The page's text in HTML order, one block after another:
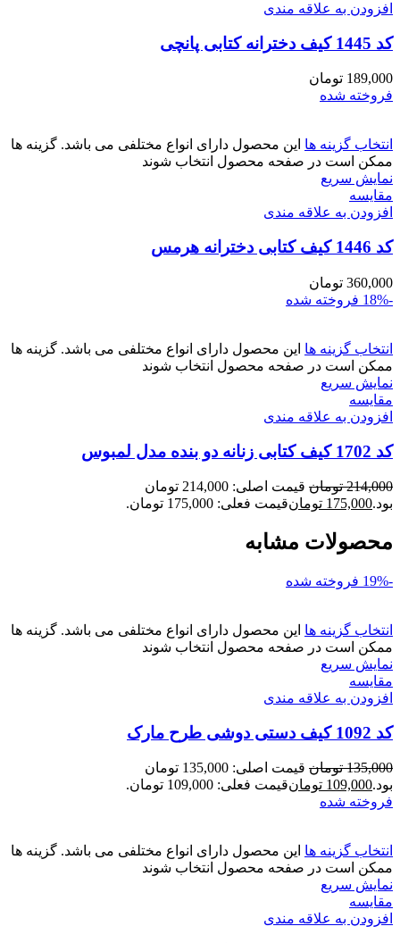
افزودن به علاقه مندی
کد 1445 کیف دخترانه کتابی پانچی
189,000 تومان
فروخته شده
انتخاب گزینه ها این محصول دارای انواع مختلفی می باشد. گزینه ها
ممکن است در صفحه محصول انتخاب شوند
نمایش سریع
مقايسه
افزودن به علاقه مندی
کد 1446 کیف کتابی دخترانه هرمس
360,000 تومان
-18%
فروخته شده
انتخاب گزینه ها این محصول دارای انواع مختلفی می باشد. گزینه ها
ممکن است در صفحه محصول انتخاب شوند
نمایش سریع
مقايسه
افزودن به علاقه مندی
کد 1702 کیف کتابی زنانه دو بنده مدل لمبوس
214,000 تومان
قیمت اصلی: 214,000 تومان
بود.175,000 تومانقیمت فعلی: 175,000 تومان.
محصولات مشابه
-19% فروخته شده
انتخاب گزینه ها این محصول دارای انواع مختلفی می باشد. گزینه ها
ممکن است در صفحه محصول انتخاب شوند
نمایش سریع
مقايسه
افزودن به علاقه مندی
کد 1092 کیف دستی دوشی طرح مارک
135,000 تومان
قیمت اصلی: 135,000 تومان
بود.109,000 تومانقیمت فعلی: 109,000 تومان.
فروخته شده
انتخاب گزینه ها این محصول دارای انواع مختلفی می باشد. گزینه ها
ممکن است در صفحه محصول انتخاب شوند
نمایش سریع
مقايسه
افزودن به علاقه مندی